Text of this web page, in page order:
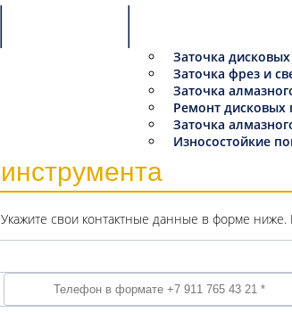
Заточка
Заточка фрез и
Заточка
Ремонт дисковых
Заточка
Износостойкие
инструмента
Укажите свои контактные данные в форме